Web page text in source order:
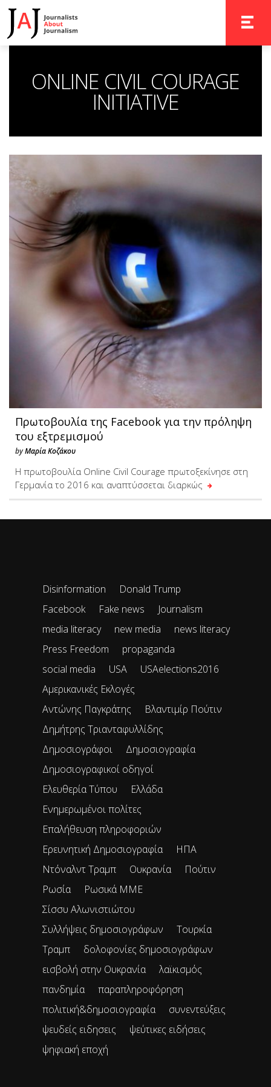
ONLINE CIVIL COURAGE
INITIATIVE
Πρωτοβουλία της Facebook για την πρόληψη
του εξτρεμισμού
byΜαρία Κοζάκου
H πρωτοβουλία Online Civil Courage πρωτοξεκίνησε στη
Γερμανία το 2016 και αναπτύσσεται διαρκώς
Disinformation
Donald Trump
Facebook
Fake news
Journalism
media literacy
new media
news literacy
Press Freedom
propaganda
social media
USA
USAelections2016
Αμερικανικές Εκλογές
Αντώνης Παγκράτης
Βλαντιμίρ Πούτιν
Δημήτρης Τριανταφυλλίδης
Δημοσιογράφοι
Δημοσιογραφία
Δημοσιογραφικοί οδηγοί
Ελευθερία Τύπου
Ελλάδα
Ενημερωμένοι πολίτες
Επαλήθευση πληροφοριών
Ερευνητική Δημοσιογραφία
ΗΠΑ
Ντόναλντ Τραμπ
Ουκρανία
Πούτιν
Ρωσία
Ρωσικά ΜΜΕ
Σίσσυ Αλωνιστιώτου
Συλλήψεις δημοσιογράφων
Τουρκία
Τραμπ
δολοφονίες δημοσιογράφων
εισβολή στην Ουκρανία
λαϊκισμός
πανδημία
παραπληροφόρηση
πολιτική&δημοσιογραφία
συνεντεύξεις
ψευδείς ειδησεις
ψεύτικες ειδήσεις
ψηφιακή εποχή